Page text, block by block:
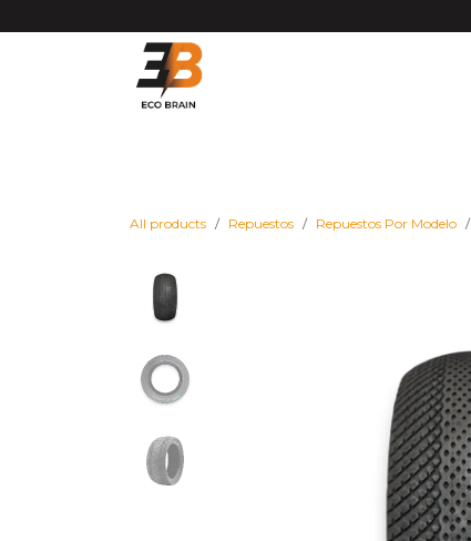
All products Repuestos Repuestos Por Modelo